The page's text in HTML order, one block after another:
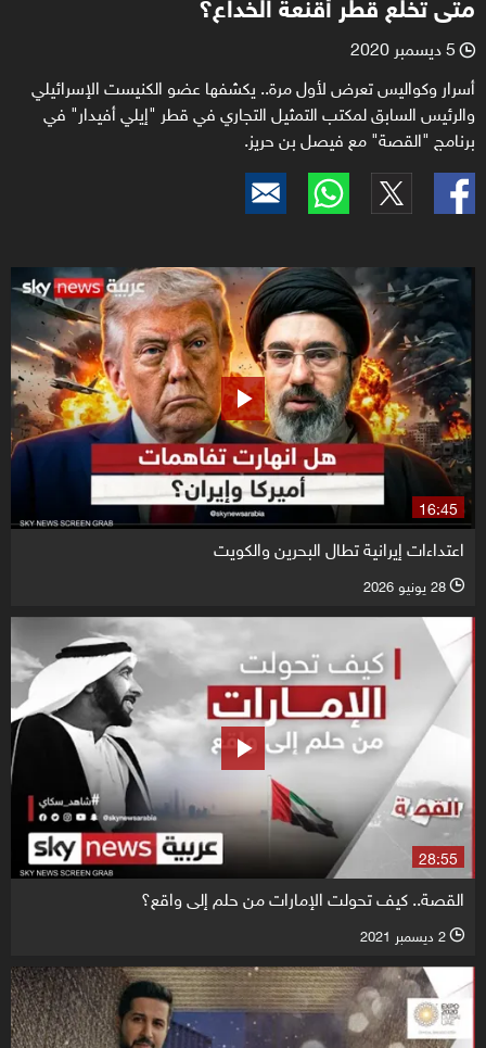
l 5 ديسمبر 2020
أسرار وكواليس تعرض لأول مرة.. يكشفها عضو الكنيست الإسرائيلي
والرئيس السابق لمكتب التمثيل التجاري في قطر "إيلي أفيدار" في
برنامج "القصة" مع فيصل بن حريز.
16:45
اعتداءات إيرانية تطال البحرين والكويت
l 28 يونيو 2026
28:55
القصة.. كيف تحولت الإمارات من حلم إلى واقع؟
l 2 ديسمبر 2021